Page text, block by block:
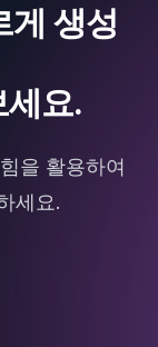
게 생성
요.
을 활용하여
세요.